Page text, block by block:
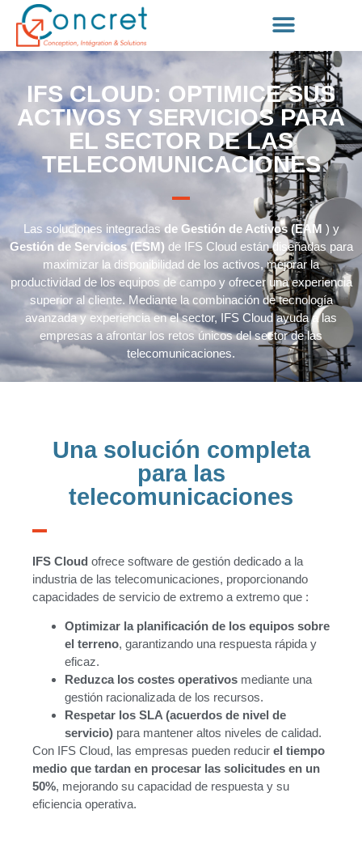
IFS CLOUD: OPTIMICE SUS
ACTIVOS Y SERVICIOS PARA
EL SECTOR DE LAS
TELECOMUNICACIONES
Las soluciones integradasde Gestión de Activos (EAM ) y
Gestión de Servicios (ESM) de IFS Cloud están diseñadas para
maximizar la disponibilidad de los activos, mejorar la
productividad de los equipos de campo y ofrecer una experiencia
superior al cliente. Mediante la combinación de tecnología
avanzada y experiencia en el sector, IFS Cloud ayuda a las
empresas a afrontar los retos únicos del sector de las
telecomunicaciones.
Una solución completa
para las
telecomunicaciones
IFS Cloud ofrece software de gestión dedicado a la
industria de las telecomunicaciones, proporcionando
capacidades de servicio de extremo a extremo que :
Optimizar la planificación de los equipos sobre
el terreno, garantizando una respuesta rápida y
eficaz.
Reduzca los costes operativos mediante una
gestión racionalizada de los recursos.
Respetar los SLA (acuerdos de nivel de
servicio) para mantener altos niveles de calidad.
Con IFS Cloud, las empresas pueden reducir el tiempo
medio que tardan en procesar las solicitudes en un
50%, mejorando su capacidad de respuesta y su
eficiencia operativa.